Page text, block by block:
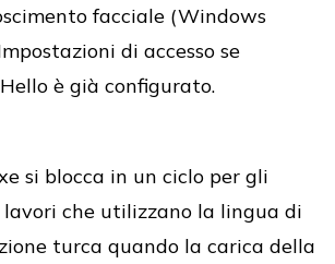
facciale (Windows
di accesso se
è già configurato.
si blocca in un ciclo per gli
che utilizzano la lingua di
turca quando la carica della